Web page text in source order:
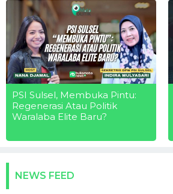
PSI Sulsel, Membuka Pintu:
Regenerasi Atau Politik
Waralaba Elite Baru?
NEWS FEED